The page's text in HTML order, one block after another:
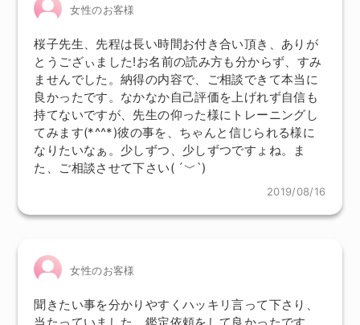
女性のお客様
桜子先生、先程は長い時間お付き合い頂き、ありが
とうござぃました!お名前の読み方も分からず、すみ
ませんでした。納得の内容で、ご相談できて本当に
良かったです。なかなか自己評価を上げれず自信も
持てないですが、先生の仰った様にトレーニングし
てみます(*^^*)彼の事を、ちゃんと信じられる様に
なりたいなぁ。少しずつ、少しずつですょね。ま
た、ご相談させて下さい( ´﹀`)
2019/08/16
女性のお客様
聞きたい事を分かりやすくハッキリ言って下さり、